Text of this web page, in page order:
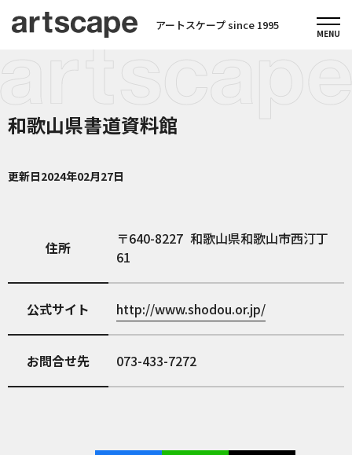
アートスケープ since 1995
和歌山県書道資料館
更新日2024年02月27日
住所 640-8227 和歌山県和歌山市西汀丁
61
公式サイト http://www.shodou.or.jp/
お問合せ先 073-433-7272